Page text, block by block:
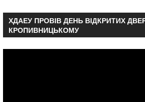
ХДАЕУ ПРОВІВ ДЕНЬ ВІДКРИТИХ
КРОПИВНИЦЬКОМУ